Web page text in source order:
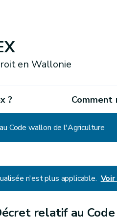
en Wallonie
? Comment
Code wallon de l'Agriculture
n'est plus applicable.
relatif au